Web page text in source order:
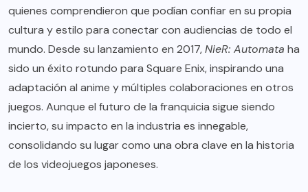
quienes comprendieron que podían confiar en su propia
cultura y estilo para conectar con audiencias de todo el
mundo. Desde su lanzamiento en 2017,NieR: Automata ha
sido un éxito rotundo para Square Enix, inspirando una
adaptación al anime y múltiples colaboraciones en otros
juegos. Aunque el futuro de la franquicia sigue siendo
incierto, su impacto en la industria es innegable,
consolidando su lugar como una obra clave en la historia
de los videojuegos japoneses.